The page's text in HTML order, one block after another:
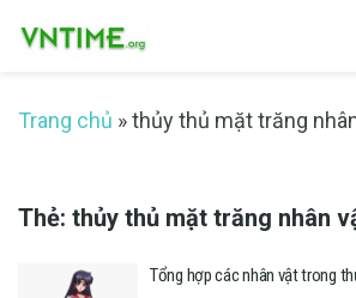
Trang chủ »thủy thủ mặt trăng
Thẻ: thủy thủ mặt trăng nhân
Tổng hợp các nhân vật trong